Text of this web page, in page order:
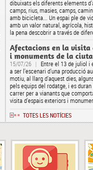
dibuixats els diferents elements
camps, rius, masies, camps,
amb bicicleta... Un espai ple de
amb un valor natural, agrícola,
la pena descobrir a través de
Afectacions en la visita
i monuments de la
15/07/26 | Entre el 13 de juliol i
a ser l'escenari d'una producció
motiu, al llarg d'aquest dies,
pels equips del rodatge, i es
carrer per a vianants que
visita d'espais exteriors i
TOTES LES NOTÍCIES